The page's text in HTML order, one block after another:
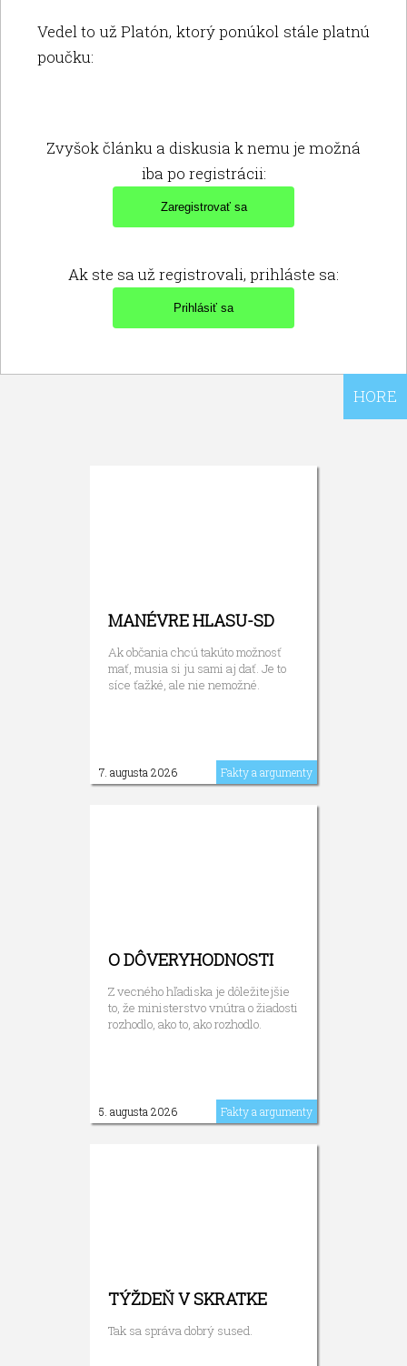
HORE
Vedel to už Platón, ktorý ponúkol stále platnú
poučku:
Zvyšok článku a diskusia k nemu je možná
iba po registrácii:
Ak ste sa už registrovali, prihláste sa:
MANÉVRE HLASU-SD
Ak občania chcú takúto možnosť
mať, musia si ju sami aj dať. Je to
síce ťažké, ale nie nemožné.
7. augusta 2026 Fakty a argumenty
O DÔVERYHODNOSTI
Z vecného hľadiska je dôležitejšie
to, že ministerstvo vnútra o žiadosti
rozhodlo, ako to, ako rozhodlo.
5. augusta 2026 Fakty a argumenty
TÝŽDEŇ V SKRATKE
Tak sa správa dobrý sused.